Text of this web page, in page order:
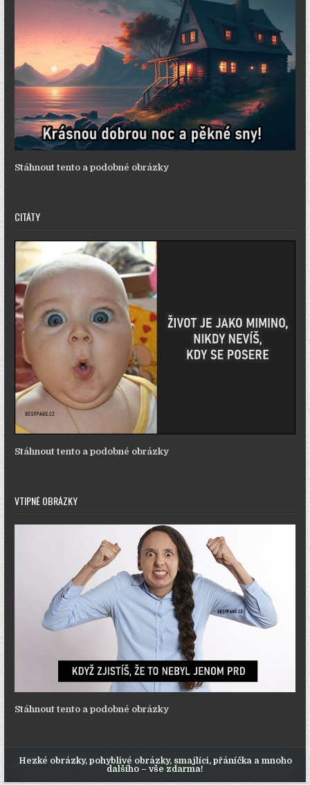
Stáhnout tento a podobné obrázky
CITÁTY
Stáhnout tento a podobné obrázky
VTIPNÉ OBRÁZKY
Stáhnout tento a podobné obrázky
Hezké obrázky, pohyblivé obrázky, smajlíci, přáníčka a mnoho
dalšího – vše zdarma!